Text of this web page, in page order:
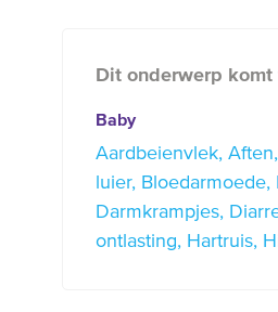
Dit onderwerp komt
Baby
Aardbeienvlek Aften
luier
Bloedarmoede
Darmkrampjes
ontlasting
Hartruis